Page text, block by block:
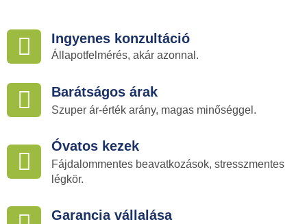
Ingyenes konzultáció
Állapotfelmérés, akár azonnal.
Barátságos árak
Szuper ár-érték arány, magas minőséggel.
Óvatos kezek
Fájdalommentes beavatkozások, stresszmentes
légkör.
Garancia vállalása